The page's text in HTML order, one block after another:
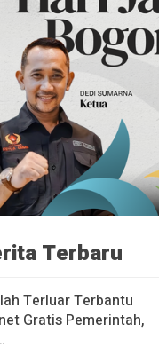
Terbaru
Terluar Terbantu
Gratis Pemerintah,